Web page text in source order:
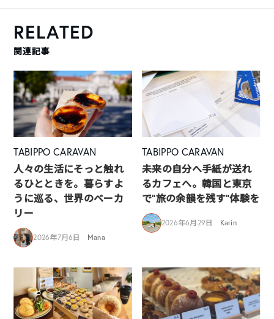
RELATED
関連記事
TABIPPO CARAVAN
人々の生活にそっと触れ
るひとときを。暮らすよ
うに巡る、世界のベーカ
リー
2026年7月6日 Mana
TABIPPO CARAVAN
未来の自分へ手紙が送れ
るカフェへ。韓国と東京
で“旅の余韻を残す”体験を
2026年6月29日 Karin